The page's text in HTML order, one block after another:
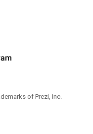
of Prezi, Inc.